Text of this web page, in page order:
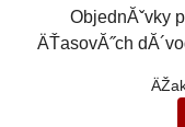
ObjednĂˇvky
ÄŤasovĂ˝ch